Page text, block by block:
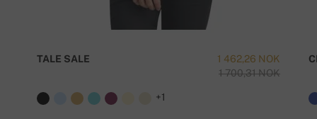
1 462,26 NOK
1 700,31 NOK
TALE SALE
+1